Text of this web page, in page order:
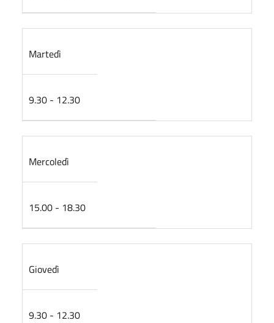
Martedì
9.30 - 12.30
Mercoledì
15.00 - 18.30
Giovedì
9.30 - 12.30